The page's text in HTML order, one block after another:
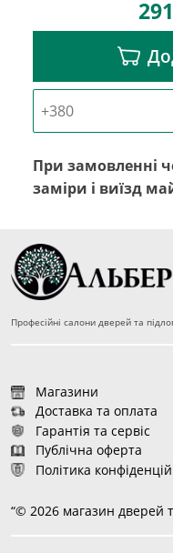
При замовленні
заміри і виїзд
Професійні салони дверей та
Магазини
Доставка та оплата
Гарантія та сервіс
Публічна оферта
Політика
“© 2026 магазин дверей